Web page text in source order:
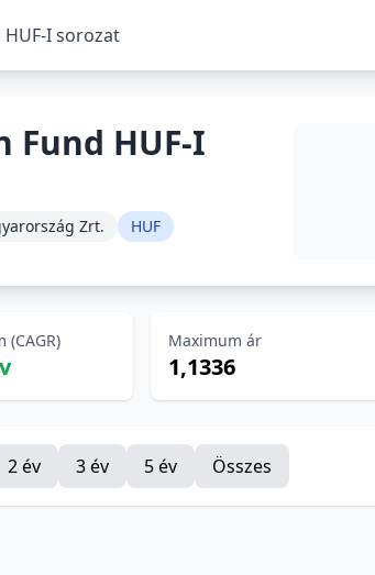
I sorozat
Fund HUF-I
Zrt. HUF
(CAGR) Maximum ár
1,1336
2 év 3 év 5 év Összes